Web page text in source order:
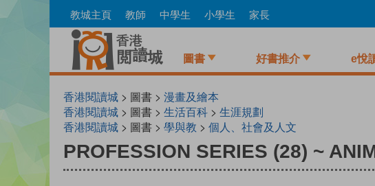
to
教城主頁 教師 中學生 小學生 家長
圖書 好書推介 e悅
香港閱讀城 > 圖書 > 漫畫及繪本
香港閱讀城 > 圖書 > 生活百科 > 生涯規劃
香港閱讀城 > 圖書 > 學與教 > 個人、社會及人文
PROFESSION SERIES (28) ~